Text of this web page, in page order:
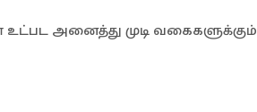
அனைத்து முடி வகைகளுக்கும்